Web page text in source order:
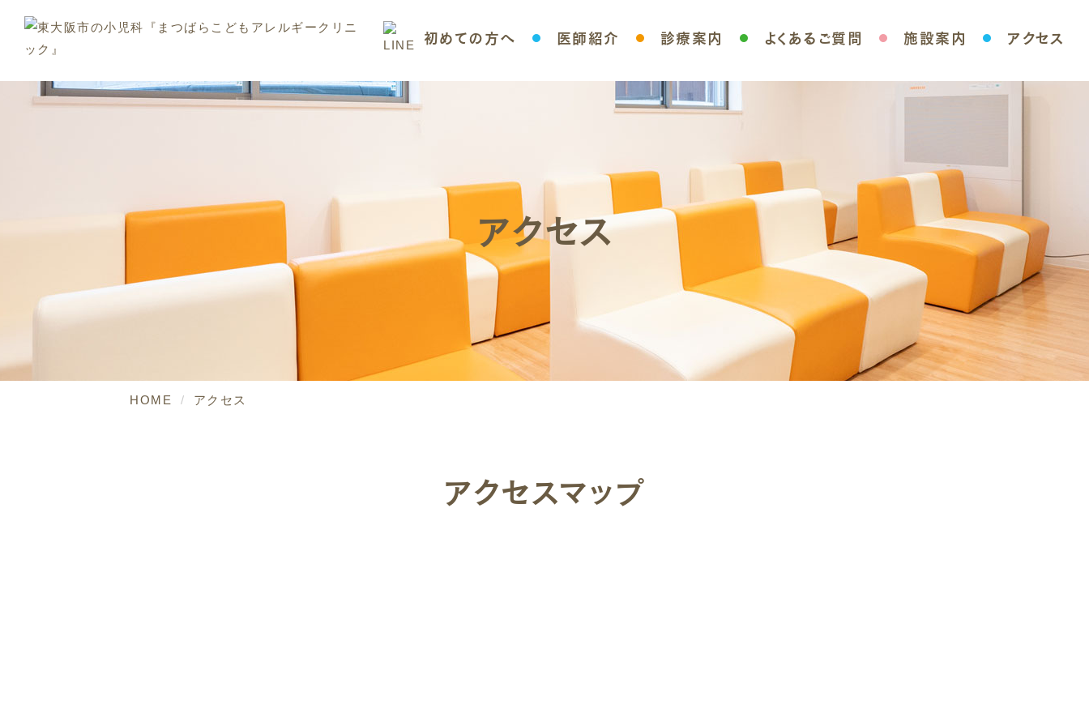
初めての方へ 医師紹介 診療案内
アレルギー科
乳幼児健診
新型コロナウイル
ス
抗原検査・PCR検
よくあるご質問 施設案内 アクセス
アクセス
HOME アクセス
アクセスマップ